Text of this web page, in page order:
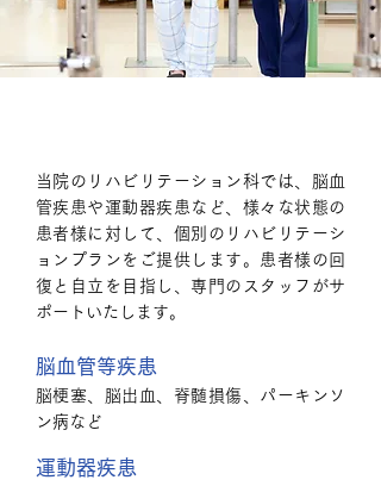
当院のリハビリテーション科では、脳血
管疾患や運動器疾患など、様々な状態の
患者様に対して、個別のリハビリテーシ
ョンプランをご提供します。患者様の回
復と自立を目指し、専門のスタッフがサ
ポートいたします。
脳血管等疾患
脳梗塞、脳出血、脊髄損傷、パーキンソ
ン病など
運動器疾患